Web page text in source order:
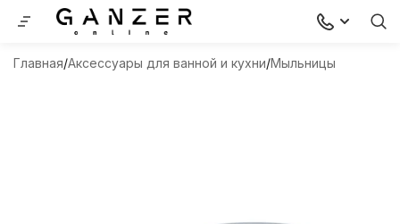
Главная Аксессуары для ванной и кухни Мыльницы